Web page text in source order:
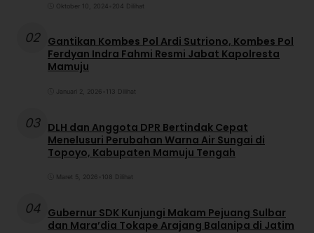
Oktober 10, 2024 204 Dilihat
02 Gantikan Kombes Pol Ardi Sutriono, Kombes Pol
Ferdyan Indra Fahmi Resmi Jabat Kapolresta
Mamuju
Januari 2, 2026 113 Dilihat
03 DLH dan Anggota DPR Bertindak Cepat
Menelusuri Perubahan Warna Air Sungai di
Topoyo, Kabupaten Mamuju Tengah
Maret 5, 2026 108 Dilihat
04 Gubernur SDK Kunjungi Makam Pejuang Sulbar
dan Mara’dia Tokape Arajang Balanipa di Jatim